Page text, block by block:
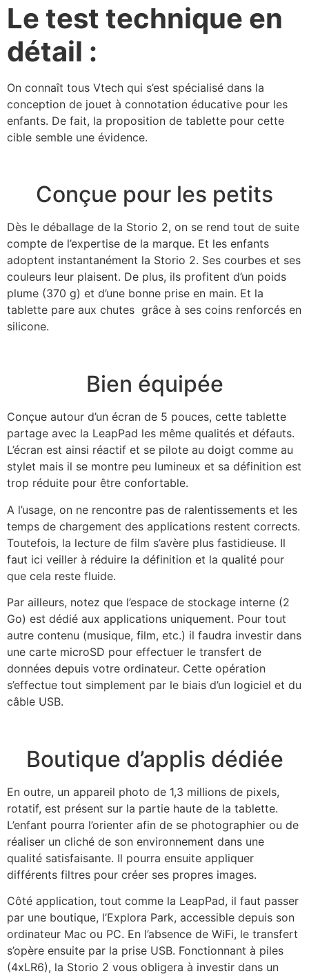
Le test technique en
détail :
On connaît tous Vtech qui s’est spécialisé dans la
conception de jouet à connotation éducative pour les
enfants. De fait, la proposition de tablette pour cette
cible semble une évidence.
Conçue pour les petits
Dès le déballage de la Storio 2, on se rend tout de suite
compte de l’expertise de la marque. Et les enfants
adoptent instantanément la Storio 2. Ses courbes et ses
couleurs leur plaisent. De plus, ils profitent d’un poids
plume (370 g) et d’une bonne prise en main. Et la
tablette pare aux chutes grâce à ses coins renforcés en
silicone.
Bien équipée
Conçue autour d’un écran de 5 pouces, cette tablette
partage avec la LeapPad les même qualités et défauts.
L’écran est ainsi réactif et se pilote au doigt comme au
stylet mais il se montre peu lumineux et sa définition est
trop réduite pour être confortable.
A l’usage, on ne rencontre pas de ralentissements et les
temps de chargement des applications restent corrects.
Toutefois, la lecture de film s’avère plus fastidieuse. Il
faut ici veiller à réduire la définition et la qualité pour
que cela reste fluide.
Par ailleurs, notez que l’espace de stockage interne (2
Go) est dédié aux applications uniquement. Pour tout
autre contenu (musique, film, etc.) il faudra investir dans
une carte microSD pour effectuer le transfert de
données depuis votre ordinateur. Cette opération
s’effectue tout simplement par le biais d’un logiciel et du
câble USB.
Boutique d’applis dédiée
En outre, un appareil photo de 1,3 millions de pixels,
rotatif, est présent sur la partie haute de la tablette.
L’enfant pourra l’orienter afin de se photographier ou de
réaliser un cliché de son environnement dans une
qualité satisfaisante. Il pourra ensuite appliquer
différents filtres pour créer ses propres images.
Côté application, tout comme la LeapPad, il faut passer
par une boutique, l’Explora Park, accessible depuis son
ordinateur Mac ou PC. En l’absence de WiFi, le transfert
s’opère ensuite par la prise USB. Fonctionnant à piles
(4xLR6), la Storio 2 vous obligera à investir dans un